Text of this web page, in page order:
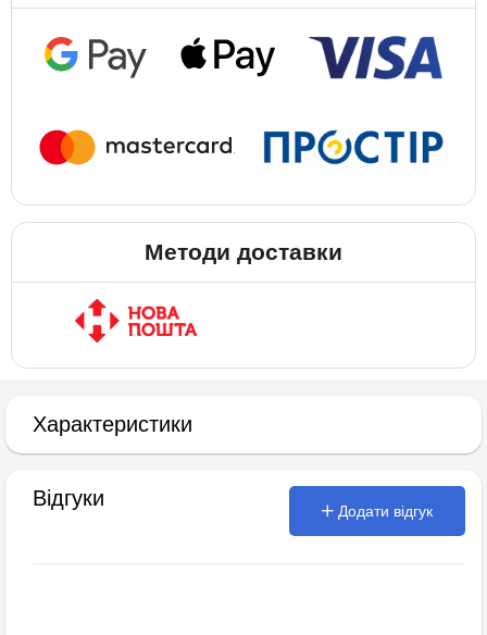
Методи доставки
Характеристики
Відгуки
Додати відгук